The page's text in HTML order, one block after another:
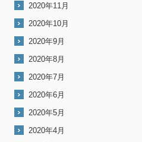
2020年11月
2020年10月
2020年9月
2020年8月
2020年7月
2020年6月
2020年5月
2020年4月